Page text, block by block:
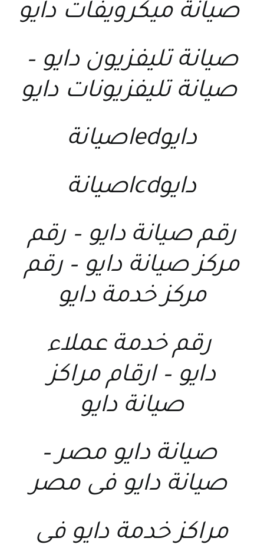
صيانة ميكرويفات دايو
صيانة تليفزيون دايو –
صيانة تليفزيونات دايو
دايوledصيانة
دايوlcdصيانة
رقم صيانة دايو –رقم
مركز صيانة دايو –رقم
مركز خدمة دايو
رقم خدمة عملاء
دايو –ارقام مراكز
صيانة دايو
صيانة دايو مصر–
صيانة دايو فى مصر
مراكز خدمة دايو فى